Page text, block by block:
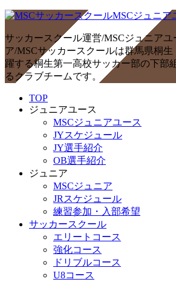
サッカースクール運営/MSCジュニアユ
ア/MSCサッカースクールは群馬県桐
躍する桐生第一高校サッカー部の下部
るクラブチームです。
TOP
ジュニアユース
MSCジュニアユース
JYスケジュール
JY選手紹介
OB選手紹介
ジュニア
MSCジュニア
JRスケジュール
練習参加・入部希望
サッカースクール
エリートコース
強化コース
ドリブルコース
U8コース